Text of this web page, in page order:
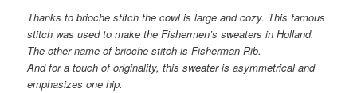
Thanks to brioche stitch the cowlislarge andcozy. This famous
stitch was used to make the Fishermen’s sweaters in Holland.
The other name of brioche stitch is Fisherman Rib.
And for a touch of originality, this sweater is asymmetrical and
emphasizes onehip.